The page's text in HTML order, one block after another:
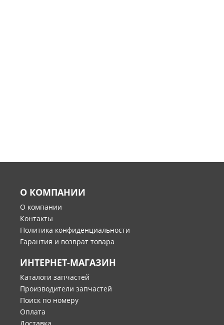
О КОМПАНИИ
О компании
Контакты
Политика конфиденциальности
Гарантия и возврат товара
ИНТЕРНЕТ-МАГАЗИН
Каталоги запчастей
Производители запчастей
Поиск по номеру
Оплата